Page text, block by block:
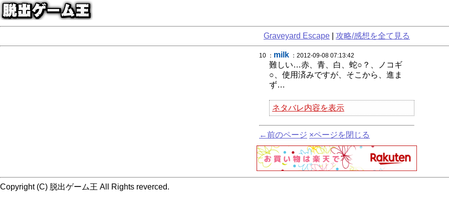
Graveyard Escape 攻略/感想を全て見る
10 ： milk ：2012-09-08 07:13:42
難しい…赤、青、白、蛇○？、ノコギ
○、使用済みですが、そこから、進ま
ず…
ネタバレ内容を表示
←前のページ ×ページを閉じる
Copyright (C) 脱出ゲーム王 All Rights reverced.